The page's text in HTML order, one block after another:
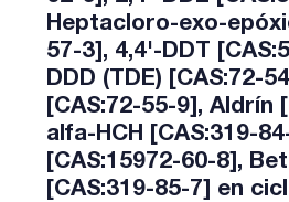
Heptacloro-exo-
57-3], 4,4'-DDT
DDD (TDE) [CAS:72-
[CAS:72-55-9], Aldrín
alfa-HCH [CAS:319-
[CAS:15972-60-8],
[CAS:319-85-7] en